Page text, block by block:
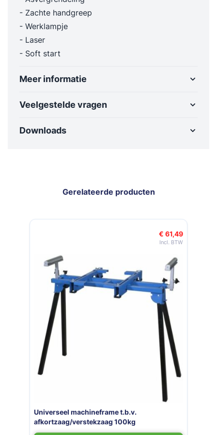
- Zachte handgreep
- Werklampje
- Laser
- Soft start
Meer informatie
Veelgestelde vragen
Downloads
Gerelateerde producten
Navigeren door de elementen van de carrousel is mogelijk met
Druk om carrousel over te slaan
€ 61,49
Universeel machineframe t.b.v.
afkortzaag/verstekzaag 100kg